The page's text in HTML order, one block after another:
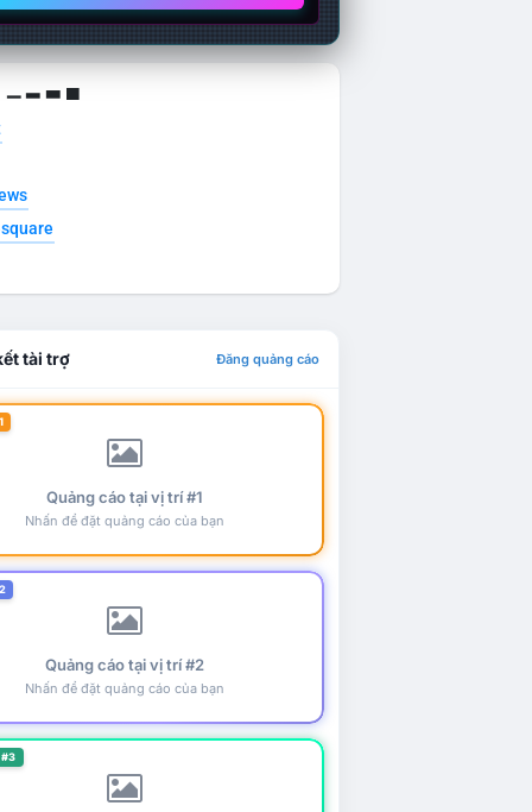
▁ ▂ ▃ ▄
tài trợ Đăng quảng cáo
Quảng cáo tại vị trí #1
Nhấn để đặt quảng cáo của bạn
Quảng cáo tại vị trí #2
Nhấn để đặt quảng cáo của bạn